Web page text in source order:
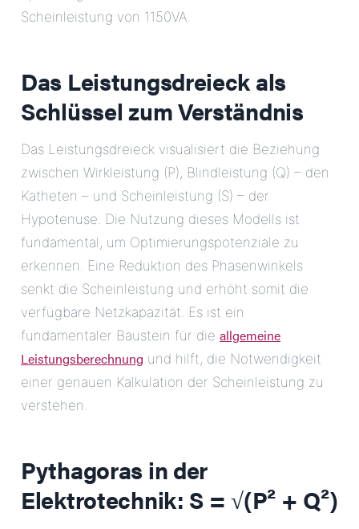
Scheinleistung von 1150VA.
Das Leistungsdreieck als
Schlüssel zum Verständnis
Das Leistungsdreieck visualisiert die Beziehung
zwischen Wirkleistung (P), Blindleistung (Q) – den
Katheten – und Scheinleistung (S) – der
Hypotenuse. Die Nutzung dieses Modells ist
fundamental, um Optimierungspotenziale zu
erkennen. Eine Reduktion des Phasenwinkels
senkt die Scheinleistung und erhöht somit die
verfügbare Netzkapazität. Es ist ein
fundamentaler Baustein für die allgemeine
Leistungsberechnung und hilft, die Notwendigkeit
einer genauen Kalkulation der Scheinleistung zu
verstehen.
Pythagoras in der
Elektrotechnik: S = √(P² + Q²)